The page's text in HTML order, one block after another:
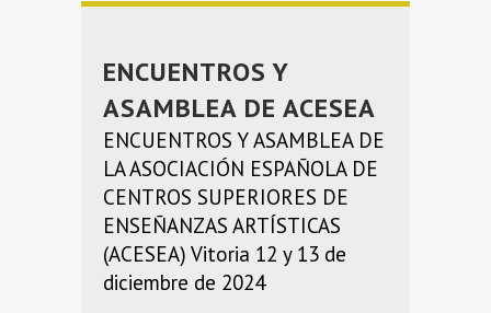
ENCUENTROS Y
ASAMBLEA DE ACESEA
ENCUENTROS Y ASAMBLEA DE
LA ASOCIACIÓN ESPAÑOLA DE
CENTROS SUPERIORES DE
ENSEÑANZAS ARTÍSTICAS
(ACESEA) Vitoria 12 y 13 de
diciembre de 2024